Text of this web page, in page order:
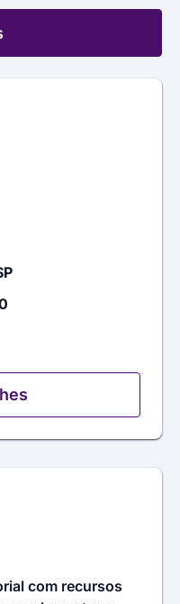
com recursos